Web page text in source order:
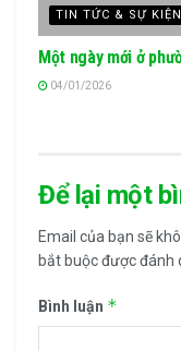
TIN TỨC & SỰ KIỆN
Một ngày mới ở
04/01/2026
Để lại một
Email của bạn sẽ
bắt buộc được đánh
Bình luận *